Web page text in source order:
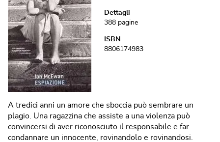
A tredici anni un amore che sboccia può sembrare un
plagio. Una ragazzina che assiste a una violenza può
convincersi di aver riconosciuto il responsabile e far
condannare un innocente, rovinandolo e rovinandosi.
Dettagli
388 pagine
ISBN
8806174983